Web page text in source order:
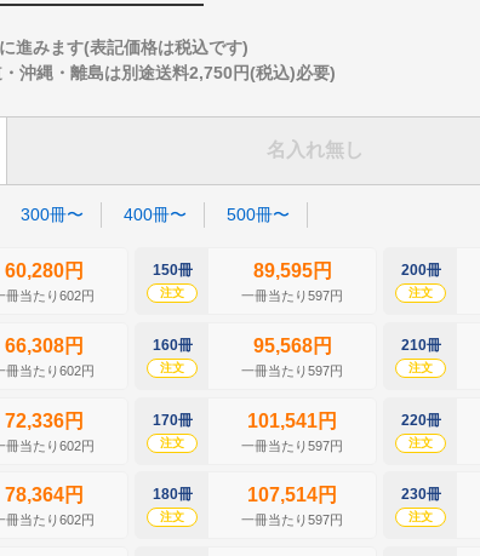
進みます(表記価格は税込です)
沖縄・離島は別途送料2,750円(税込)必要)
名入れ無し
300冊〜 400冊〜 500冊〜
60,280円
冊当たり602円
66,308円
冊当たり602円
72,336円
冊当たり602円
78,364円
冊当たり602円
150冊
注文
89,595円
一冊当たり597円
160冊
注文
95,568円
一冊当たり597円
170冊
注文
101,541円
一冊当たり597円
180冊
注文
107,514円
一冊当たり597円
200冊
注文
210冊
注文
220冊
注文
230冊
注文